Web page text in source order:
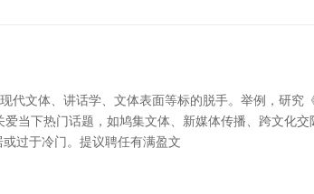
文体、讲话学、文体表面等标的脱手。举例，研究
当下热门话题，如鸠集文体、新媒体传播、跨文化
过于冷门。提议聘任有满盈文